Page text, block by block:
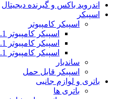
اندروید باکس و گیرنده دیجیتال
اسپیکر
اسپیکر کامپیوتر
اسپیکر کامپیوتر 2.1
اسپیکر کامپیوتر 3.1
اسپیکر کامپیوتر 5.1
ساندبار
اسپیکر قابل حمل
باتری و لوازم جانبی
باتری ها